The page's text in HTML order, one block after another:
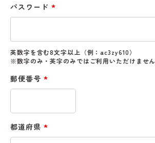
パスワード
(必
英数字を含む8文字以上（例：ac3zy610）
※数字のみ・英字のみではご利用いただけません
郵便番号
(必
都道府県
(必